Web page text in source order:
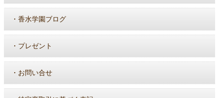
・ 香水学園ブログ
・ プレゼント
・ お問い合せ